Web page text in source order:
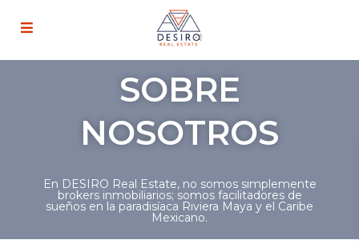
SOBRE
NOSOTROS
En DESIRO Real Estate, no somos simplemente
brokers inmobiliarios; somos facilitadores de
sueños en la paradisíaca Riviera Maya y el Caribe
Mexicano.